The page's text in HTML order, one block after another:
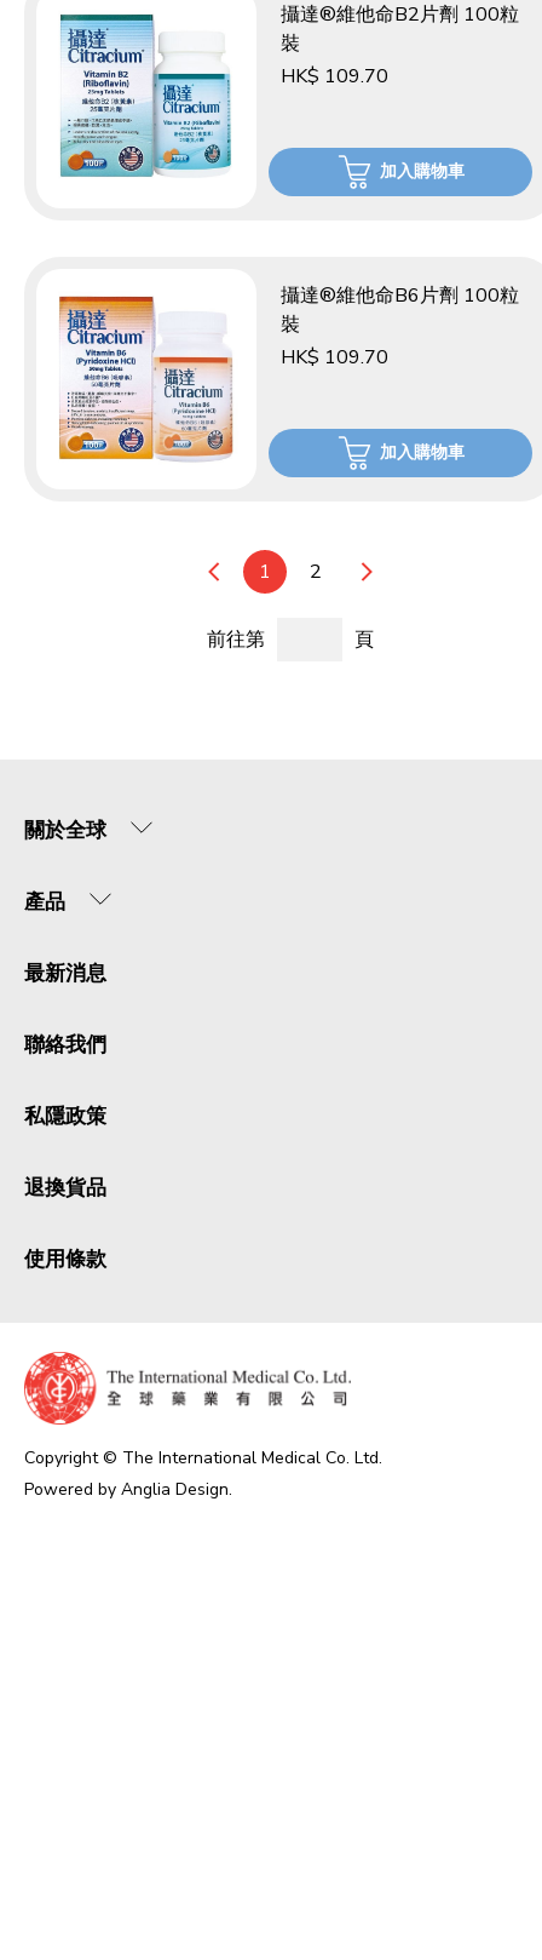
攝達®維他命B2片劑 100粒
裝
HK$ 109.70
加入購物車
攝達®維他命B6片劑 100粒
裝
HK$ 109.70
加入購物車
1 2
前往第 頁
關於全球
產品
最新消息
聯絡我們
私隱政策
退換貨品
使用條款
Copyright © The International Medical Co. Ltd.
Powered by Anglia Design.